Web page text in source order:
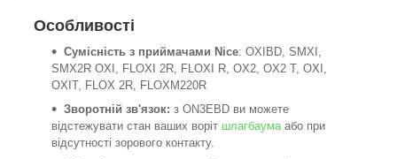
Особливості
Сумісність з приймачами Nice: OXIBD, SMXI,
SMX2R OXI, FLOXI 2R, FLOXI R, OX2, OX2 T, OXI,
OXIT, FLOX 2R, FLOXM220R
Зворотній зв'язок: з ON3EBD ви можете
відстежувати стан ваших воріт шлагбаумаабо при
відсутності зорового контакту.